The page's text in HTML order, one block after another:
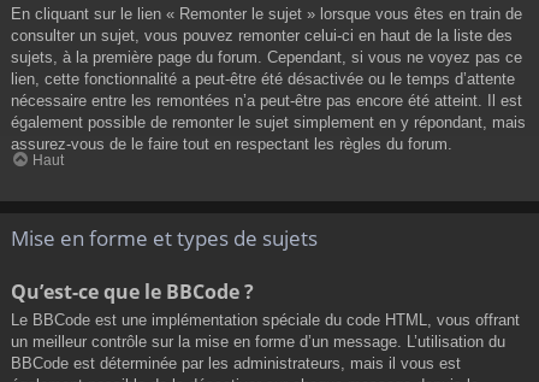
En cliquant sur le lien « Remonter le sujet » lorsque vous êtes en train de
consulter un sujet, vous pouvez remonter celui-ci en haut de la liste des
sujets, à la première page du forum. Cependant, si vous ne voyez pas ce
lien, cette fonctionnalité a peut-être été désactivée ou le temps d’attente
nécessaire entre les remontées n’a peut-être pas encore été atteint. Il est
également possible de remonter le sujet simplement en y répondant, mais
assurez-vous de le faire tout en respectant les règles du forum.
Haut
Mise en forme et types de sujets
Qu’est-ce que le BBCode ?
Le BBCode est une implémentation spéciale du code HTML, vous offrant
un meilleur contrôle sur la mise en forme d’un message. L’utilisation du
BBCode est déterminée par les administrateurs, mais il vous est